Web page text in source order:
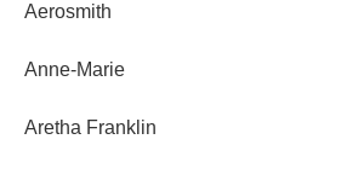
Aerosmith
Anne-Marie
Aretha Franklin